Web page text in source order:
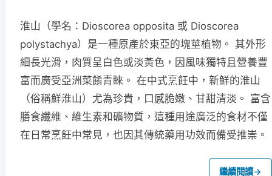
淮山（學名：Dioscorea opposita 或 Dioscorea
polystachya）是一種原產於東亞的塊莖植物。 其外形
細長光滑，肉質呈白色或淡黃色，因風味獨特且營養豐
富而廣受亞洲菜餚青睞。 在中式烹飪中，新鮮的淮山
（俗稱鮮淮山）尤為珍貴，口感脆嫩、甘甜清淡。 富含
膳食纖維、維生素和礦物質，這種用途廣泛的食材不僅
在日常烹飪中常見，也因其傳統藥用功效而備受推崇。
繼續閱讀→